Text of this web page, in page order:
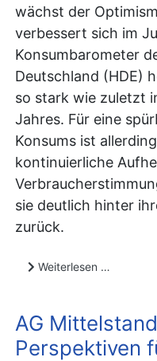
wächst der
verbessert sich im
Konsumbarometer
Deutschland (HDE)
so stark wie zuletzt
Jahres. Für eine
Konsums ist
kontinuierliche
sie deutlich hinter
zurück.
Weiterlesen …
AG
Perspektiven